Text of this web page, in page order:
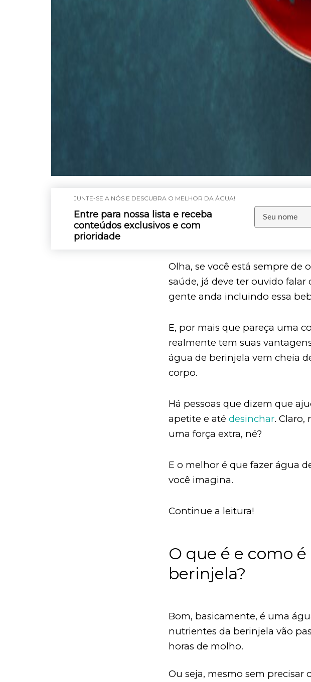
JUNTE-SE A NÓS E DESCUBRA O MELHOR DA ÁGUA!
Entre para nossa lista e receba
conteúdos exclusivos e com
prioridade
Olha, se você está sempre de
saúde, já deve ter ouvido
gente anda incluindo essa
E, por mais que pareça uma
realmente tem suas
água de berinjela vem cheia
corpo.
Há pessoas que dizem que
apetite e até desinchar. Claro,
uma força extra, né?
E o melhor é que fazer água
você imagina.
Continue a leitura!
O que é e como
berinjela?
Bom, basicamente, é uma
nutrientes da berinjela vão
horas de molho.
Ou seja, mesmo sem precisar